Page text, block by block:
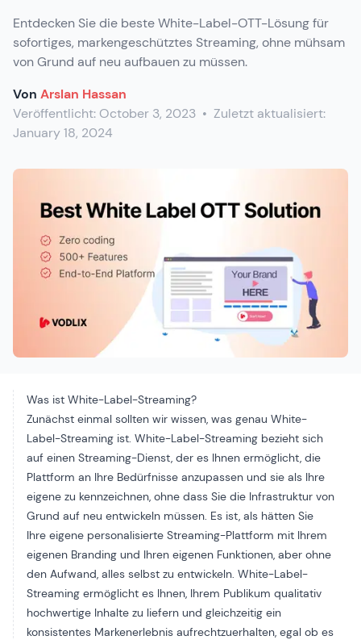
Entdecken Sie die beste White-Label-OTT-Lösung für
sofortiges, markengeschütztes Streaming, ohne mühsam
von Grund auf neu aufbauen zu müssen.
Von Arslan Hassan
Veröffentlicht: October 3, 2023 • Zuletzt aktualisiert:
January 18, 2024
Was ist White-Label-Streaming?
Zunächst einmal sollten wir wissen, was genau White-
Label-Streaming ist. White-Label-Streaming bezieht sich
auf einen Streaming-Dienst, der es Ihnen ermöglicht, die
Plattform an Ihre Bedürfnisse anzupassen und sie als Ihre
eigene zu kennzeichnen, ohne dass Sie die Infrastruktur von
Grund auf neu entwickeln müssen. Es ist, als hätten Sie
Ihre eigene personalisierte Streaming-Plattform mit Ihrem
eigenen Branding und Ihren eigenen Funktionen, aber ohne
den Aufwand, alles selbst zu entwickeln. White-Label-
Streaming ermöglicht es Ihnen, Ihrem Publikum qualitativ
hochwertige Inhalte zu liefern und gleichzeitig ein
konsistentes Markenerlebnis aufrechtzuerhalten, egal ob es